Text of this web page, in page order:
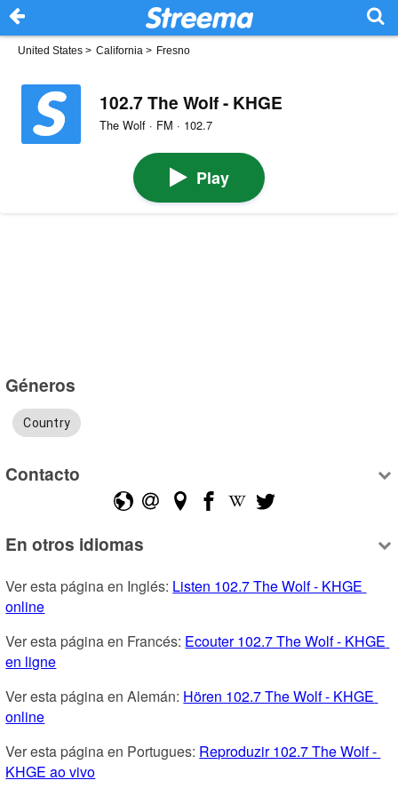
United States > California > Fresno
102.7 The Wolf - KHGE
The Wolf · FM · 102.7
Play
Géneros
Country
Contacto
En otros idiomas
Ver esta página en Inglés: Listen 102.7 The Wolf - KHGE
online
Ver esta página en Francés: Ecouter 102.7 The Wolf - KHGE
en ligne
Ver esta página en Alemán: Hören 102.7 The Wolf - KHGE
online
Ver esta página en Portugues: Reproduzir 102.7 The Wolf -
KHGE ao vivo